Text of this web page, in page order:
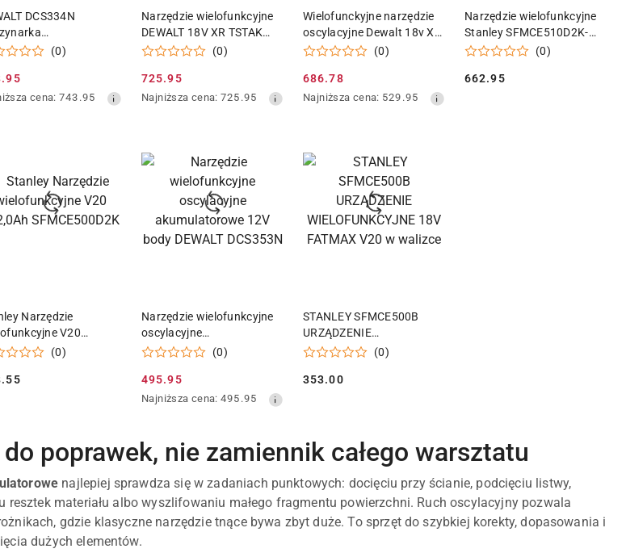
DCS334N
18 V body
(0)
cena: 743.95
Narzędzie wielofunkcyjne
DEWALT 18V XR TSTAK
akcesoria
(0)
Cena
promocyjna:
725.95
Najniższa
dni
przed
obniżką
Najniższa cena: 725.95
DODAJ DO KOSZYKA
Wielofunckyjne narzędzie
oscylacyjne Dewalt 18v XR
akumulatorowe
(0)
Cena
promocyjna:
686.78
Najniższa
dni
przed
obniżką
Najniższa cena: 529.95
DODAJ DO KOSZYKA
Narzędzie wielofunkcyjne
Stanley SFMCE510D2K-
QW 2x2.0Ah, ładowarka
(0)
Cena:
662.95
DODAJ DO KOSZYKA
Narzędzie
V20
SFMCE500D2K
(0)
DODAJ DO KOSZYKA
Narzędzie wielofunkcyjne
oscylacyjne
akumulatorowe 12V body
(0)
Cena
promocyjna:
495.95
Najniższa
30
dni
obniżką
Najniższa cena: 495.95
DODAJ DO KOSZYKA
STANLEY SFMCE500B
URZĄDZENIE
WIELOFUNKCYJNE 18V
(0)
Cena:
353.00
poprawek, nie zamiennik całego warsztatu
najlepiej sprawdza się w zadaniach punktowych: docięciu przy ścianie, podcięciu listwy,
resztek materiału albo wyszlifowaniu małego fragmentu powierzchni. Ruch oscylacyjny pozwala
gdzie klasyczne narzędzie tnące bywa zbyt duże. To sprzęt do szybkiej korekty, dopasowania i
dużych elementów.